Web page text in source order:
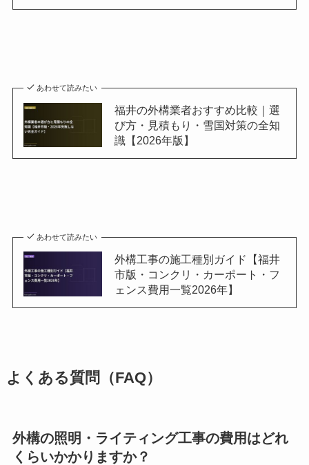
あわせて読みたい
福井の外構業者おすすめ比較｜選
び方・見積もり・雪国対策の全知
識【2026年版】
あわせて読みたい
外構工事の施工種別ガイド【福井
市版・コンクリ・カーポート・フ
ェンス費用一覧2026年】
よくある質問（FAQ）
外構の照明・ライティング工事の費用はどれ
くらいかかりますか？